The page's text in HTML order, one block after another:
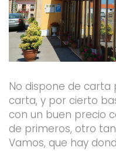
No dispone de carta
carta, y por cierto
con un buen precio
de primeros, otro
Vamos, que hay